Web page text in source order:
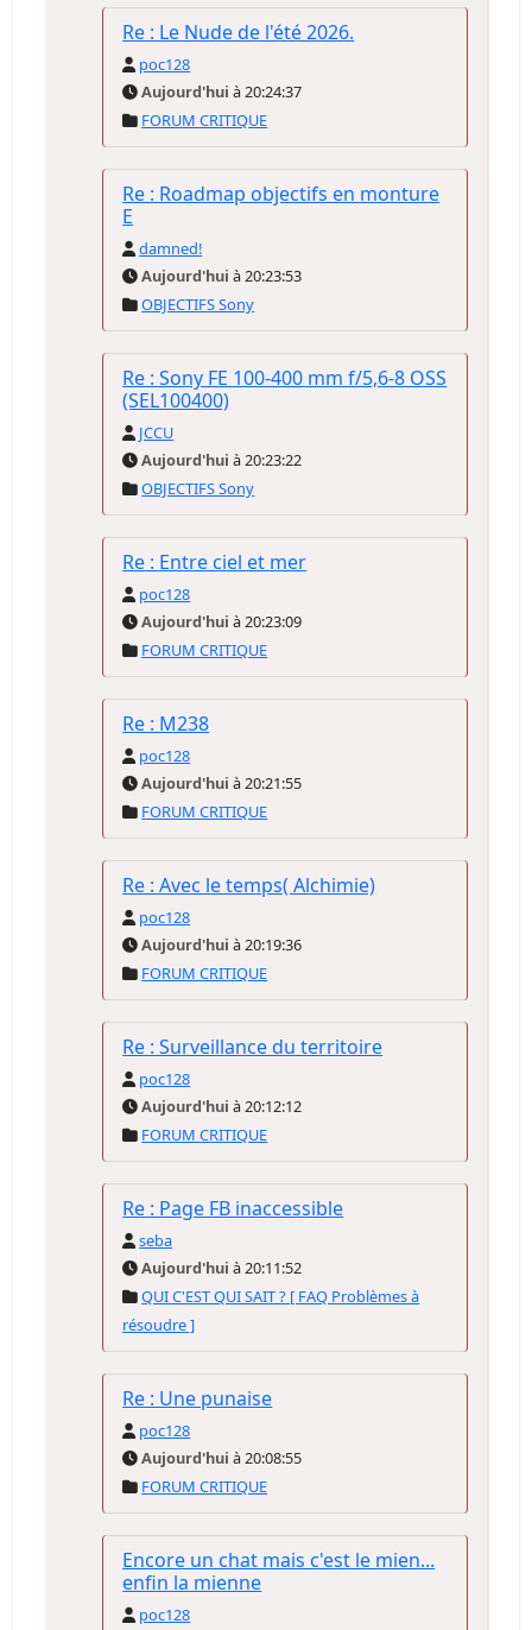
Re : Le Nude de l'été 2026.
poc128
Aujourd'hui à 20:24:37
FORUM CRITIQUE
Re : Roadmap objectifs en monture
E
damned!
Aujourd'hui à 20:23:53
OBJECTIFS Sony
Re : Sony FE 100-400 mm f/5,6-8 OSS
(SEL100400)
JCCU
Aujourd'hui à 20:23:22
OBJECTIFS Sony
Re : Entre ciel et mer
poc128
Aujourd'hui à 20:23:09
FORUM CRITIQUE
Re : M238
poc128
Aujourd'hui à 20:21:55
FORUM CRITIQUE
Re : Avec le temps( Alchimie)
poc128
Aujourd'hui à 20:19:36
FORUM CRITIQUE
Re : Surveillance du territoire
poc128
Aujourd'hui à 20:12:12
FORUM CRITIQUE
Re : Page FB inaccessible
seba
Aujourd'hui à 20:11:52
QUI C'EST QUI SAIT ? [ FAQ Problèmes à
résoudre ]
Re : Une punaise
poc128
Aujourd'hui à 20:08:55
FORUM CRITIQUE
Encore un chat mais c'est le mien...
enfin la mienne
poc128